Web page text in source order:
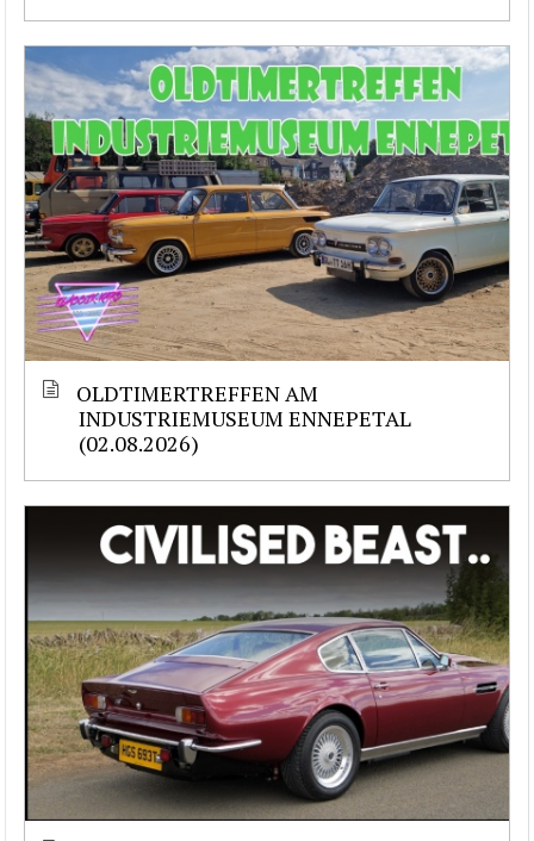
OLDTIMERTREFFEN AM
INDUSTRIEMUSEUM ENNEPETAL
(02.08.2026)